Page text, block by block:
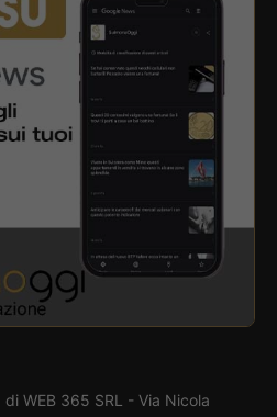
WEB 365 SRL - Via Nicola